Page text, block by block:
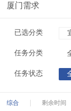
厦门需求
已选分类
任务分类
任务状态
综合 剩余时间